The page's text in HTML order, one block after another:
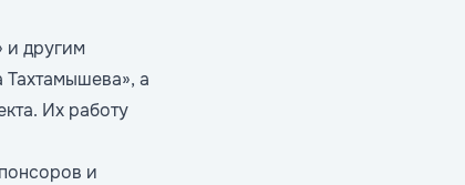
и другим
а
Их работу
и